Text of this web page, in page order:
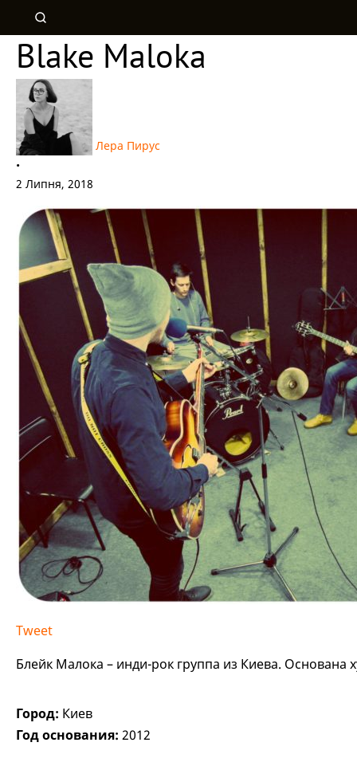
Blake Maloka
Лера Пирус
•
2 Липня, 2018
Tweet
Блейк Малока – инди-рок группа из Киева.
Город: Киев
Год основания: 2012